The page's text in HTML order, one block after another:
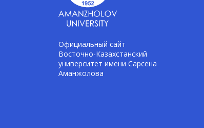
Официальный сайт
Восточно-Казахстанский
университет имени Сарсена
Аманжолова